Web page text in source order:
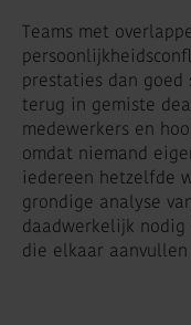
Teams met
prestaties dan goed
terug in gemiste
medewerkers en
omdat niemand
iedereen hetzelfde
grondige analyse
daadwerkelijk nodig
die elkaar